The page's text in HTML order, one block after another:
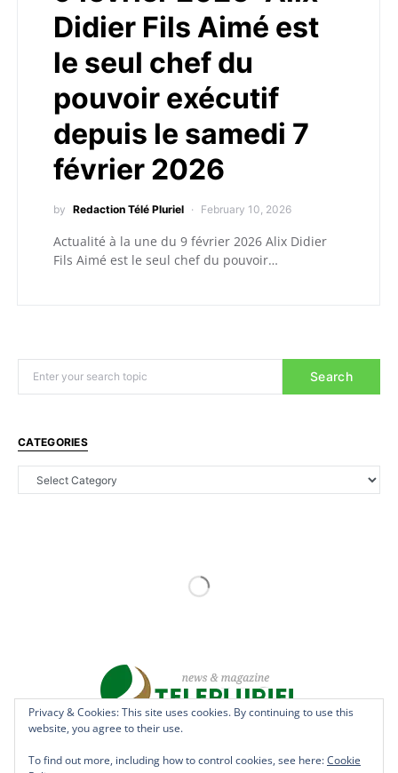
Didier Fils Aimé est
le seul chef du
pouvoir exécutif
depuis le samedi 7
février 2026
by Redaction Télé Pluriel February 10, 2026
Actualité à la une du 9 février 2026 Alix Didier
Fils Aimé est le seul chef du pouvoir…
Search
CATEGORIES
Copyright © 2022 - teleplurielhaiti.com | *** Designed, Managed &
Privacy & Cookies: This site uses cookies. By continuing to use this
website, you agree to their use.
To find out more, including how to control cookies, see here:Cookie